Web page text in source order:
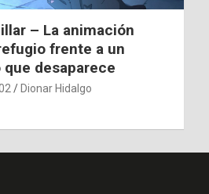
– La animación
frente a un
que desaparece
Dionar Hidalgo